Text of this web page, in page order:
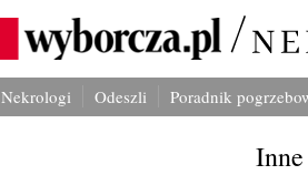
Nekrologi Odeszli Poradnik